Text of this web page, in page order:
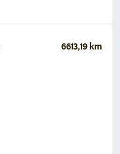
6613,19 km